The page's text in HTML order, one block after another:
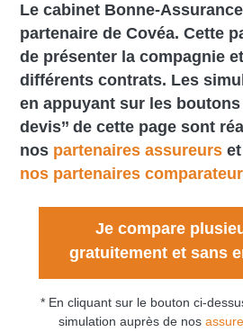
Le cabinet Bonne-
partenaire de Covéa. Cette
de présenter la compagnie
différents contrats. Les
en appuyant sur les boutons
devis’’ de cette page sont
nos partenaires assureurs
nos partenaires
Je compare
gratuitement et sans
* En cliquant sur le bouton ci-
simulation auprès de nos